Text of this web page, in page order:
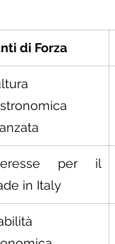
di Forza
per il
in Italy